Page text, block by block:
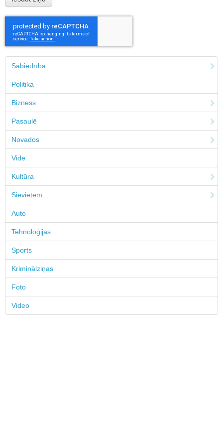
Sabiedrība
Politika
Bizness
Pasaulē
Novados
Vide
Kultūra
Sievietēm
Auto
Tehnoloģijas
Sports
Kriminālziņas
Foto
Video